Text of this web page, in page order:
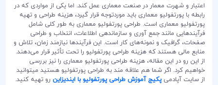
اعتبار و شهرت معمار در صنعت معماری عمل کند. اما یکی از مواردی که در
رابطه با پورتفولیو معماری باید موردتوجه قرار گیرد، هزینه طراحی و تهیه
پورتفولیو معماری است. طراحی پورتفولیو معماری به طور کلی شامل
فرآیندهایی مانند جمع آوری و سازماندهی اطلاعات، انتخاب و طراحی
صفحات، گرافیک و نمونه‌های کار است. این فرآیندها نیازمند زمان، تلاش و
منابع مالی هستند که هزینه طراحی پورتفولیو را تحت تأثیر قرار می‌دهند.
از این رو در این مقاله، هزینه طراحی پورتفولیو معماری را نیز بررسی
خواهیم کرد. اگر شما هم علاقه مند به طراحی پورتفولیو هستید میتوانید
از سایت آپادمیپکیج آموزش طراحی پورتفولیو با ایندیزاین رو تهیه کنید.